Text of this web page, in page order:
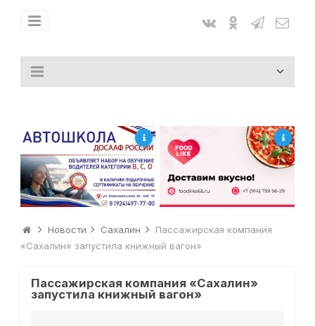
Новости Сахалин
Пассажирская компания
«Сахалин» запустила книжный вагон»
Пассажирская компания «Сахалин»
запустила книжный вагон»